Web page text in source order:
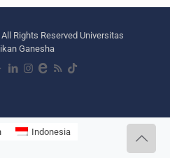
Rights Reserved Universitas
Ganesha
Indonesia